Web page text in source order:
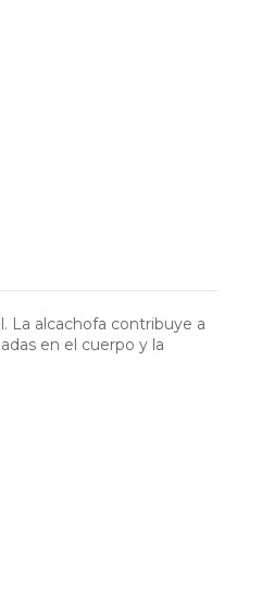
La alcachofa contribuye a
en el cuerpo y la